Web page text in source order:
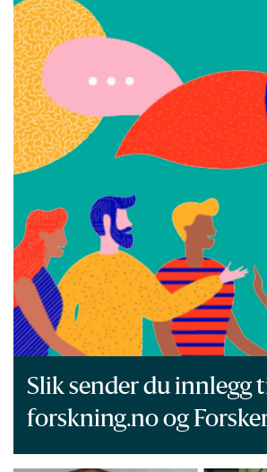
Slik sender du innlegg
forskning.no og